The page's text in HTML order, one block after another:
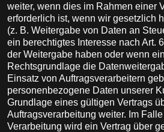
weiter, wenn dies im Rahmen einer
erforderlich ist, wenn wir gesetzlich
(z. B. Weitergabe von Daten an
ein berechtigtes Interesse nach Art.
der Weitergabe haben oder wenn
Rechtsgrundlage die
Einsatz von Auftragsverarbeitern
personenbezogene Daten unserer
Grundlage eines gültigen Vertrags
Auftragsverarbeitung weiter. Im
Verarbeitung wird ein Vertrag über